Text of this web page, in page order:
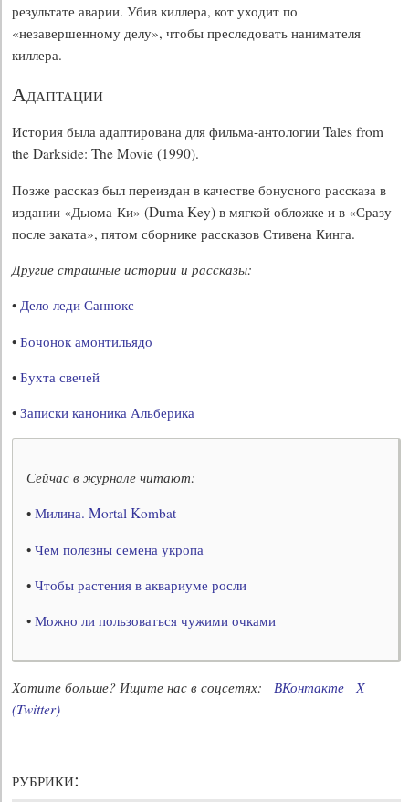
результате аварии. Убив киллера, кот уходит по
«незавершенному делу», чтобы преследовать нанимателя
киллера.
Адаптации
История была адаптирована для фильма-антологии Tales from
the Darkside: The Movie (1990).
Позже рассказ был переиздан в качестве бонусного рассказа в
издании «Дьюма-Ки» (Duma Key) в мягкой обложке и в «Сразу
после заката», пятом сборнике рассказов Стивена Кинга.
Другие страшные истории и рассказы:
•Дело леди Саннокс
•Бочонок амонтильядо
•Бухта свечей
•Записки каноника Альберика
Сейчас в журнале читают:
•Милина. Mortal Kombat
•Чем полезны семена укропа
•Чтобы растения в аквариуме росли
•Можно ли пользоваться чужими очками
Хотите больше? Ищите нас в соцсетях:ВКонтакте
X
(Twitter)
рубрики: